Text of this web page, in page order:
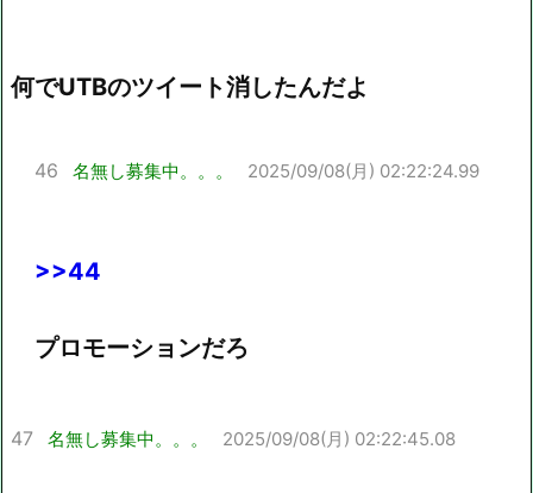
何でUTBのツイート消したんだよ
46 名無し募集中。。。 2025/09/08(月) 02:22:24.99
>>44
プロモーションだろ
47 名無し募集中。。。 2025/09/08(月) 02:22:45.08